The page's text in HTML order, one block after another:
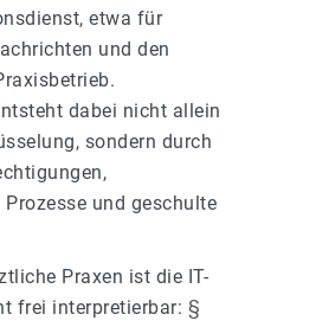
etwa für
und den
dabei nicht allein
sondern durch
und geschulte
Praxen ist die IT-
frei interpretierbar: §